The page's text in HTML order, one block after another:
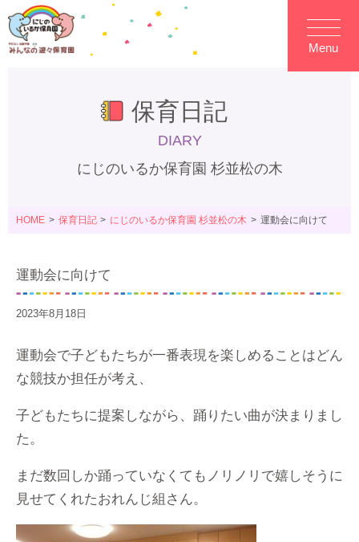
Menu
保育日記
DIARY
にじのいるか保育園 杉並松の木
HOME 保育日記 にじのいるか保育園 杉並松の木 運動会に向けて
運動会に向けて
2023年8月18日
運動会で子どもたちが一番表現を楽しめることはどん
な競技か担任が考え、
子どもたちに提案しながら、踊りたい曲が決まりまし
た。
まだ数回しか踊っていなくてもノリノリで嬉しそうに
見せてくれたおれんじ組さん。